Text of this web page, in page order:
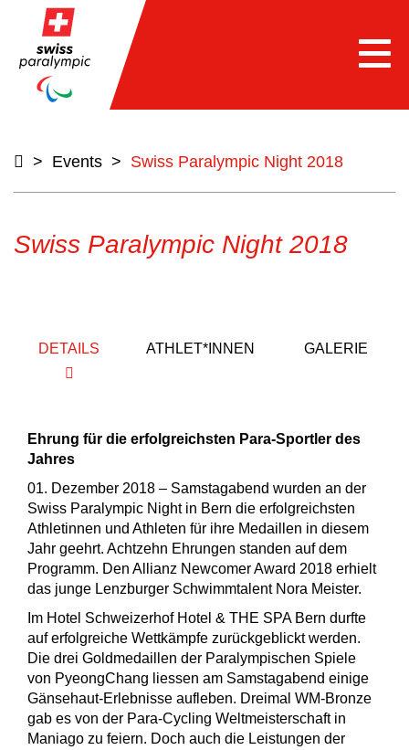
> Events > Swiss Paralympic Night 2018
Swiss Paralympic Night 2018
DETAILS ATHLET*INNEN GALERIE
Ehrung für die erfolgreichsten Para-Sportler des
Jahres
01. Dezember 2018 – Samstagabend wurden an der
Swiss Paralympic Night in Bern die erfolgreichsten
Athletinnen und Athleten für ihre Medaillen in diesem
Jahr geehrt. Achtzehn Ehrungen standen auf dem
Programm. Den Allianz Newcomer Award 2018 erhielt
das junge Lenzburger Schwimmtalent Nora Meister.
Im Hotel Schweizerhof Hotel & THE SPA Bern durfte
auf erfolgreiche Wettkämpfe zurückgeblickt werden.
Die drei Goldmedaillen der Paralympischen Spiele
von PyeongChang liessen am Samstagabend einige
Gänsehaut-Erlebnisse aufleben. Dreimal WM-Bronze
gab es von der Para-Cycling Weltmeisterschaft in
Maniago zu feiern. Doch auch die Leistungen der